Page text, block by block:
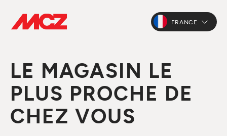
FRANCE
LE MAGASIN LE
PLUS PROCHE DE
CHEZ VOUS